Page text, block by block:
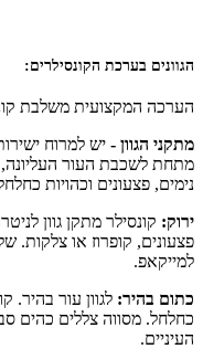
הגוונים בערכת הקונסילרים:
הערכה המקצועית משלבת
מתקני הגוון - יש למרוח
מתחת לשכבת העור
נימים, פצעונים וכהויות
ירוק: קונסילר מתקן גוון
פצעונים, קופרוז או צלקות.
למייקאפ.
כתום בהיר: לגוון עור בהיר.
כחלחל. מסווה צללים כהים
העיניים.